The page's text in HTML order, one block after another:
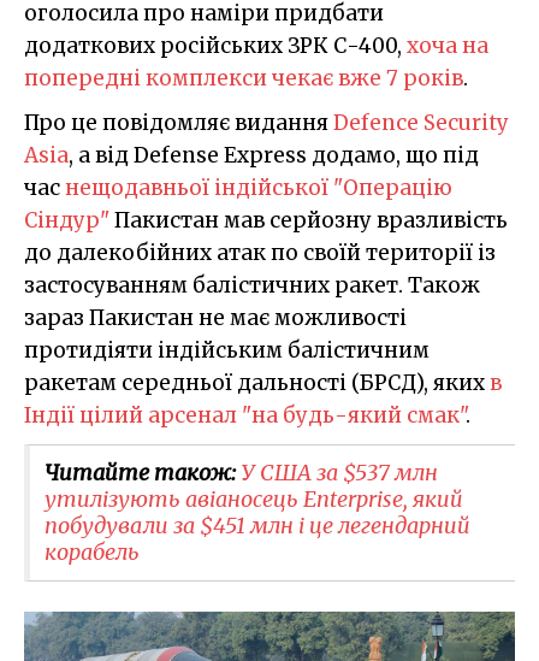
оголосила про наміри придбати
додаткових російських ЗРК С-400, хоча на
попередні комплекси чекає вже 7 років.
Про це повідомляє виданняDefence Security
Asia, а від Defense Express додамо, що під
часнещодавньої індійської "Операцію
Сіндур"Пакистан мав серйозну вразливість
до далекобійних атак по своїй території із
застосуванням балістичних ракет. Також
зараз Пакистан не має можливості
протидіяти індійським балістичним
ракетам середньої дальності (БРСД), якихв
Індії цілий арсенал "на будь-який смак".
Читайте також:У США за $537 млн
утилізують авіаносець Enterprise, який
побудували за $451 млн і це легендарний
корабель